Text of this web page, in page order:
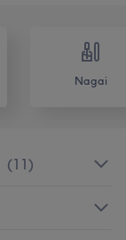
Nagai
(11)